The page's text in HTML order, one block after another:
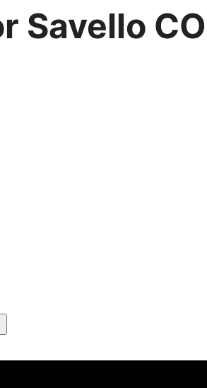
Savello